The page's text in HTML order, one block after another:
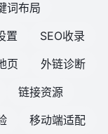
词布局
置
SEO收录
页
外链诊断
链接资源
移动端适配